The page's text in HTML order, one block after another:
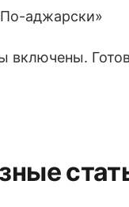
аджарски»
включены.